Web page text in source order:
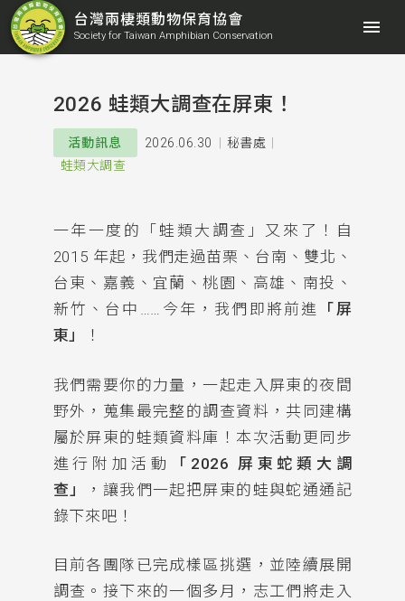
台灣兩棲類動物保育協會
Society for Taiwan Amphibian Conservation menu
2026 蛙類大調查在屏東！
活動訊息 2026.06.30
秘書處
蛙類大調查
一年一度的「蛙類大調查」又來了！自
2015 年起，我們走過苗栗、台南、雙北、
台東、嘉義、宜蘭、桃園、高雄、南投、
新竹、台中……今年，我們即將前進
「屏
東」
！
我們需要你的力量，一起走入屏東的夜間
野外，蒐集最完整的調查資料，共同建構
屬於屏東的蛙類資料庫！本次活動更同步
進行附加活動
「2026 屏東蛇類大調
查」
，讓我們一起把屏東的蛙與蛇通通記
錄下來吧！
目前各團隊已完成樣區挑選，並陸續展開
調查。接下來的一個多月，志工們將走入